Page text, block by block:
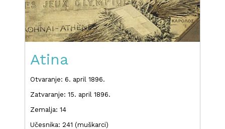
Atina
Otvaranje: 6. april 1896.
Zatvaranje: 15. april 1896.
Zemalja: 14
Učesnika: 241 (muškarci)